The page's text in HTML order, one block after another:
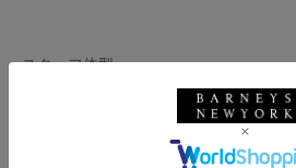
-スタッフ体型-
◼︎身長177センチ、体重71キロ
◼︎イタリアサイズ48（モデルにより）